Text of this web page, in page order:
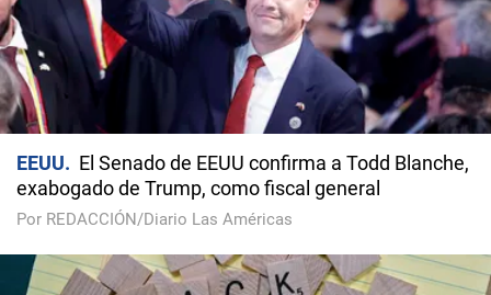
EEUU
El Senado de EEUU confirma a Todd Blanche,
exabogado de Trump, como fiscal general
Por REDACCIÓN/Diario Las Américas